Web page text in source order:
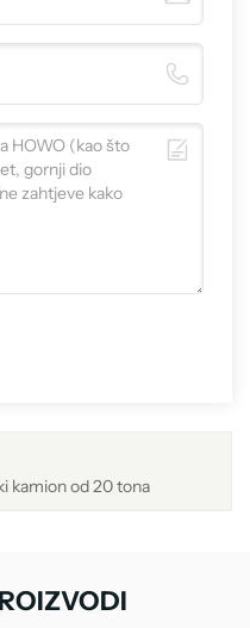
kamion od 20 tona